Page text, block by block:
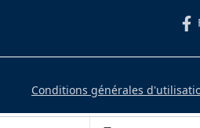
Conditions générales